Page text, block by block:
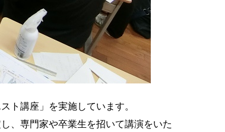
ト講座」を実施しています。
、専門家や卒業生を招いて講演をいた